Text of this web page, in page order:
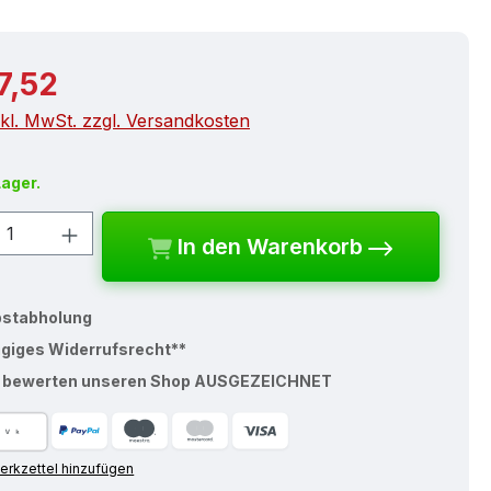
Preis:
MwSt. zzgl. Versandkosten
Anzahl: Gib den gewünschten
In den Warenkorb
Widerrufsrecht**
bewerten unseren Shop AUSGEZEICHNET
hinzufügen